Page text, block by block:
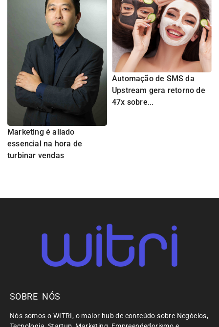
Marketing é aliado
essencial na hora de
turbinar vendas
Automação de SMS da
Upstream gera retorno de
47x sobre...
SOBRE NÓS
Nós somos o WITRI, o maior hub de conteúdo sobre Negócios,